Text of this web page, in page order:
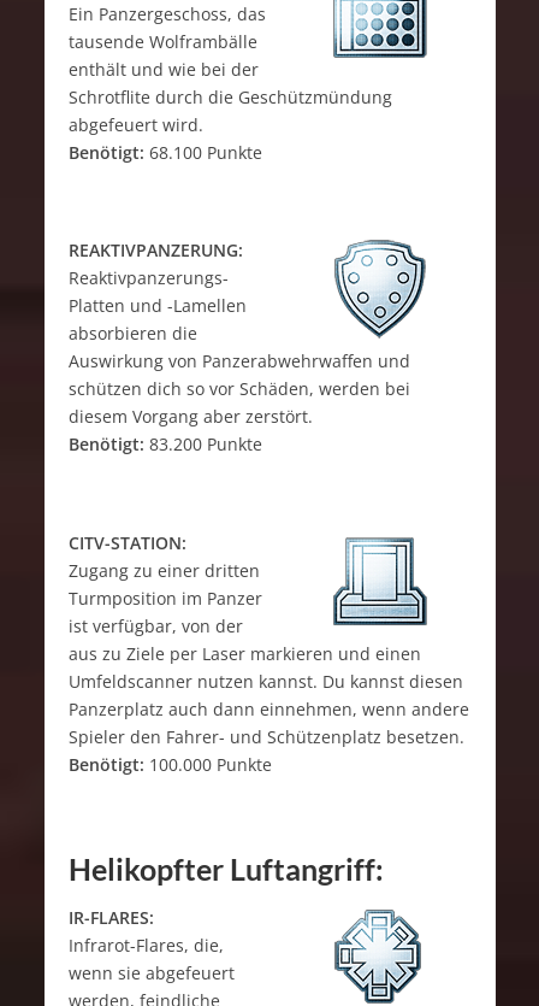
Ein Panzergeschoss, das
tausende Wolframbälle
enthält und wie bei der
Schrotflite durch die Geschützmündung
abgefeuert wird.
Benötigt: 68.100 Punkte
REAKTIVPANZERUNG:
Reaktivpanzerungs-
Platten und -Lamellen
absorbieren die
Auswirkung von Panzerabwehrwaffen und
schützen dich so vor Schäden, werden bei
diesem Vorgang aber zerstört.
Benötigt: 83.200 Punkte
CITV-STATION:
Zugang zu einer dritten
Turmposition im Panzer
ist verfügbar, von der
aus zu Ziele per Laser markieren und einen
Umfeldscanner nutzen kannst. Du kannst diesen
Panzerplatz auch dann einnehmen, wenn andere
Spieler den Fahrer- und Schützenplatz besetzen.
Benötigt: 100.000 Punkte
Helikopfter Luftangriff:
IR-FLARES:
Infrarot-Flares, die,
wenn sie abgefeuert
werden, feindliche